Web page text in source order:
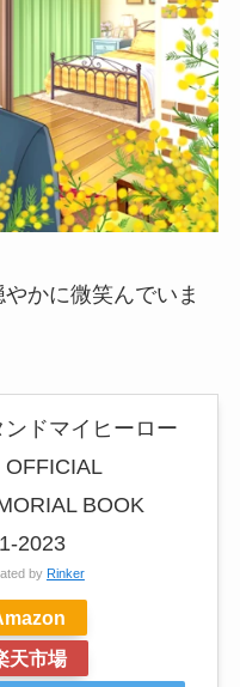
かに微笑んでいま
ンドマイヒーロー
BOOK
2023
by Rinker
天市場